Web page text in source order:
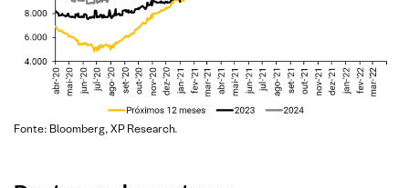
Fonte: Bloomberg, XP Research.